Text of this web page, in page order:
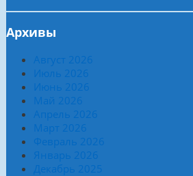
Архивы
Август 2026
Июль 2026
Июнь 2026
Май 2026
Апрель 2026
Март 2026
Февраль 2026
Январь 2026
Декабрь 2025